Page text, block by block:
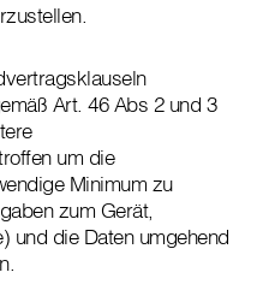
Art. 46 Abs 2 und 3
um die
Minimum zu
zum Gerät,
und die Daten umgehend